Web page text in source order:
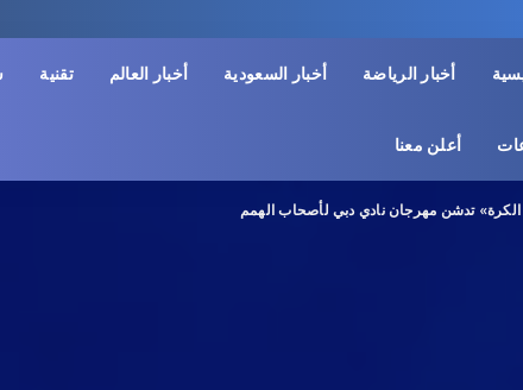
أخبار الرياضة أخبار السعودية أخبار العالم تقنية
أعلن معنا
تدشن مهرجان نادي دبي لأصحاب الهمم